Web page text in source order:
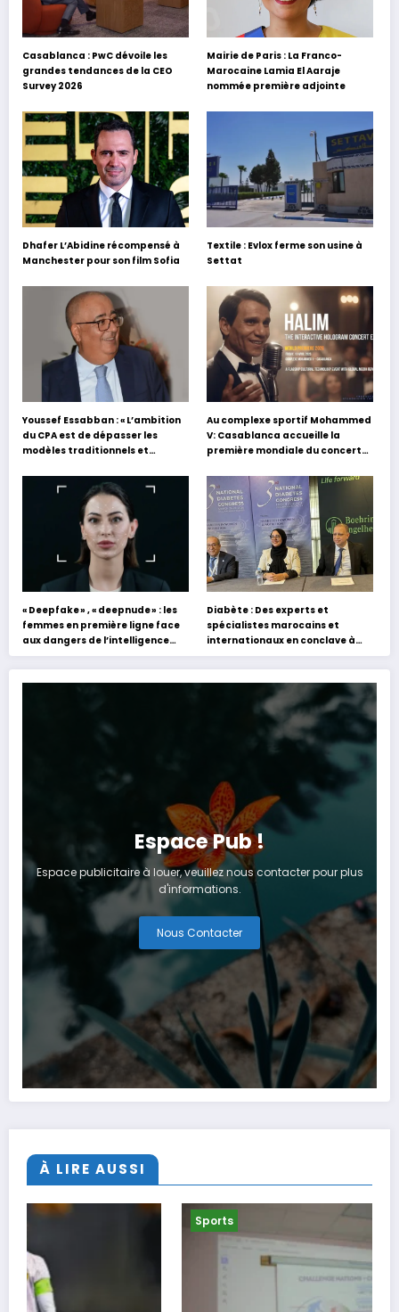
Casablanca : PwC dévoile les
grandes tendances de la CEO
Survey 2026
Mairie de Paris : La Franco-
Marocaine Lamia El Aaraje
nommée première adjointe
Dhafer L’Abidine récompensé à
Manchester pour son film Sofia
Textile : Evlox ferme son usine à
Settat
Youssef Essabban : « L’ambition
du CPA est de dépasser les
modèles traditionnels et
s’appuyant sur le partage des
expériences »
Au complexe sportif Mohammed
V: Casablanca accueille la
première mondiale du concert
« Deepfake » , « deepnude » : les
femmes en première ligne face
aux dangers de l’intelligence
artificielle
Diabète : Des experts et
spécialistes marocains et
internationaux en conclave à
Tanger
Espace Pub !
Espace publicitaire à louer, veuillez nous contacter pour plus
d'informations.
Nous Contacter
À LIRE AUSSI